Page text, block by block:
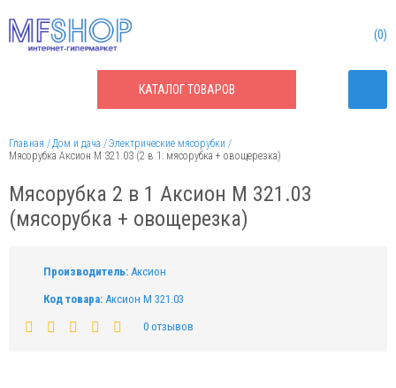
КАТАЛОГТОВАРОВ
0
Главная Дом и дача
Электрические мясорубки
Мясорубка Аксион М 321.03 (2 в 1: мясорубка + овощерезка)
Мясорубка 2 в 1 Аксион М 321.03
(мясорубка + овощерезка)
Производитель: Аксион
Код товара: Аксион М 321.03
0 отзывов